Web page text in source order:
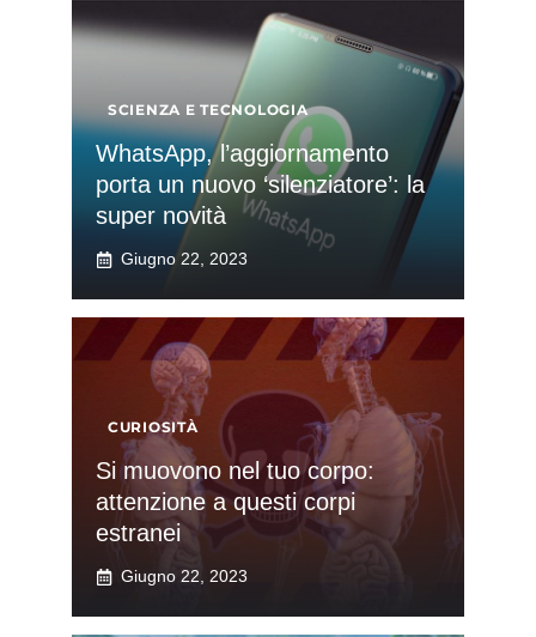
SCIENZA E TECNOLOGIA
WhatsApp, l’aggiornamento
porta un nuovo ‘silenziatore’: la
super novità
Giugno 22, 2023
CURIOSITÀ
Si muovono nel tuo corpo:
attenzione a questi corpi
estranei
Giugno 22, 2023